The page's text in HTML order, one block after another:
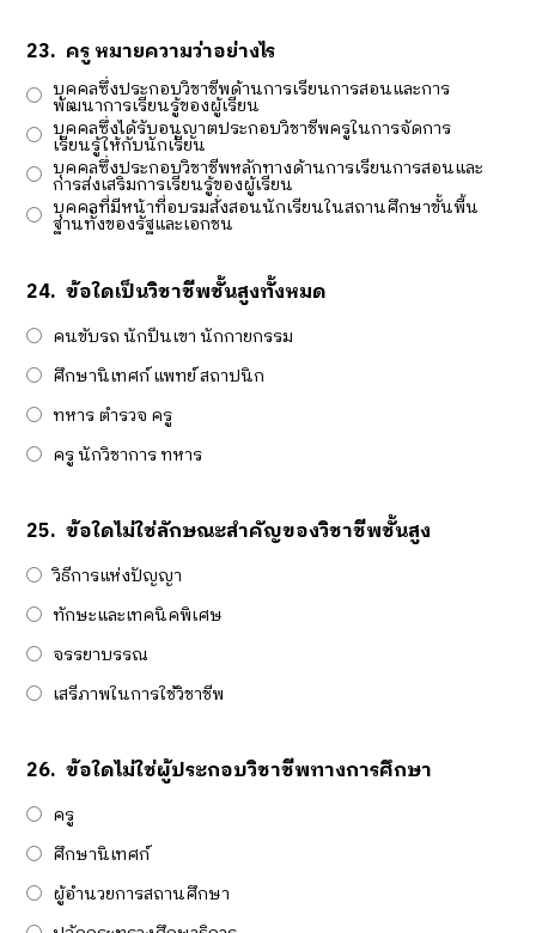
23. ครู หมายความว่าอย่างไร
บุคคลซึ่งประกอบวิชาชีพด้านการเรียนการสอนและการ
พัฒนาการเรียนรู้ของผู้เรียน
บุคคลซึ่งได้รับอนุญาตประกอบวิชาชีพครูในการจัดการ
เรียนรู้ให้กับนักเรียน
บุคคลซึ่งประกอบวิชาชีพหลักทางด้านการเรียนการสอนและ
การส่งเสริมการเรียนรู้ของผู้เรียน
บุคคลที่มีหน้าที่อบรมสั่งสอนนักเรียนในสถานศึกษาขั้นพื้น
ฐานทั้งของรัฐและเอกชน
24. ข้อใดเป็นวิชาชีพชั้นสูงทั้งหมด
คนขับรถ นักปีนเขา นักกายกรรม
ศึกษานิเทศก์ แพทย์ สถาปนิก
ทหาร ตำรวจ ครู
ครู นักวิชาการ ทหาร
25. ข้อใดไม่ใช่ลักษณะสำคัญของวิชาชีพชั้นสูง
วิธีการแห่งปัญญา
ทักษะและเทคนิคพิเศษ
จรรยาบรรณ
เสรีภาพในการใช้วิชาชีพ
26. ข้อใดไม่ใช่ผู้ประกอบวิชาชีพทางการศึกษา
ครู
ศึกษานิเทศก์
ผู้อำนวยการสถานศึกษา